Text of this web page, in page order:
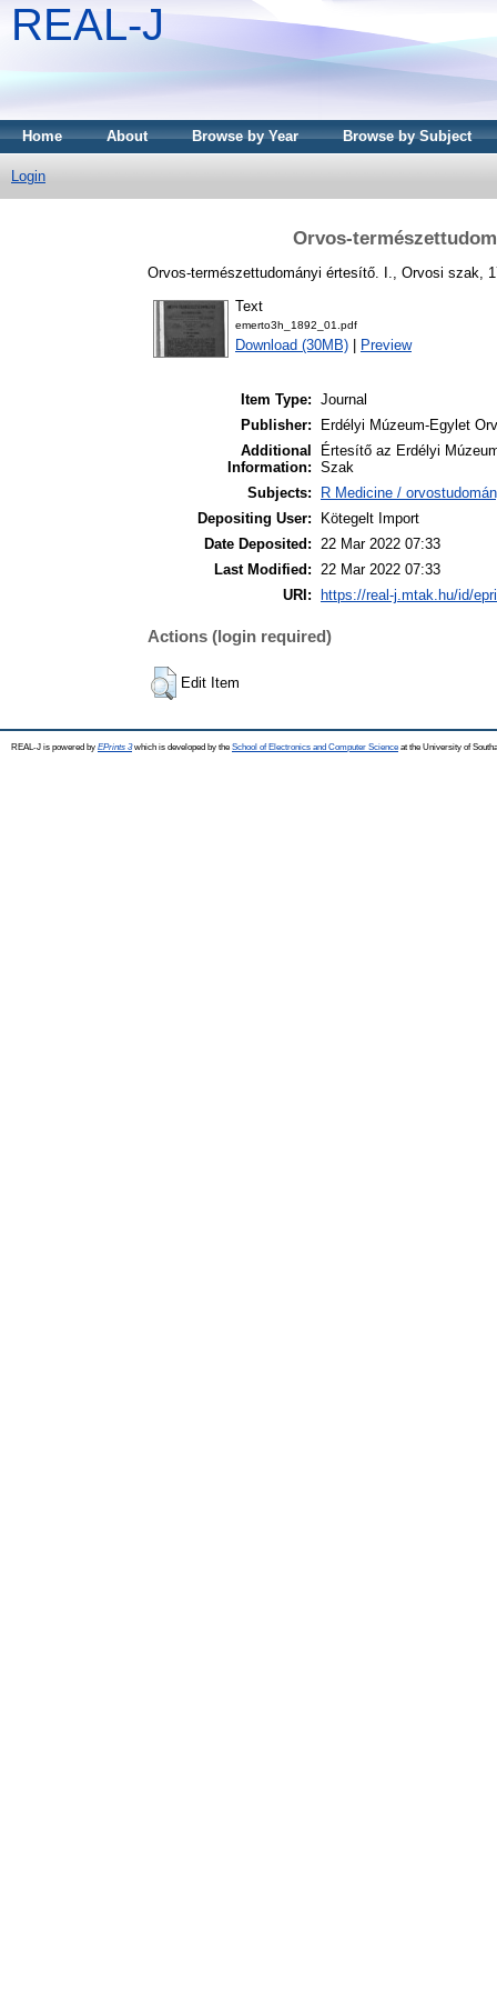
REAL-J
Home About Browse by Year Browse by Subject
Login
Orvos-
Orvos-természettudományi értesítő. I., Orvosi szak,
Text
emerto3h_1892_01.pdf
Download (30MB) Preview
Item Type: Journal
Publisher:
Erdélyi Múzeum-Egylet
Additional
Information:
Értesítő az Erdélyi
Szak
Subjects:
R Medicine /
Depositing User:
Kötegelt Import
Date Deposited: 22 Mar 2022 07:33
Last Modified: 22 Mar 2022 07:33
URI:
https://real-j.mtak.hu/id/
Actions (login required)
Edit Item
REAL-J is powered by EPrints 3which is developed by the School of Electronics and Computer Science at the University of